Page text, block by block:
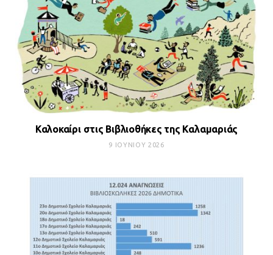
Καλοκαίρι στις Βιβλιοθήκες της Καλαμαριάς
9 ΙΟΥΝΊΟΥ 2026